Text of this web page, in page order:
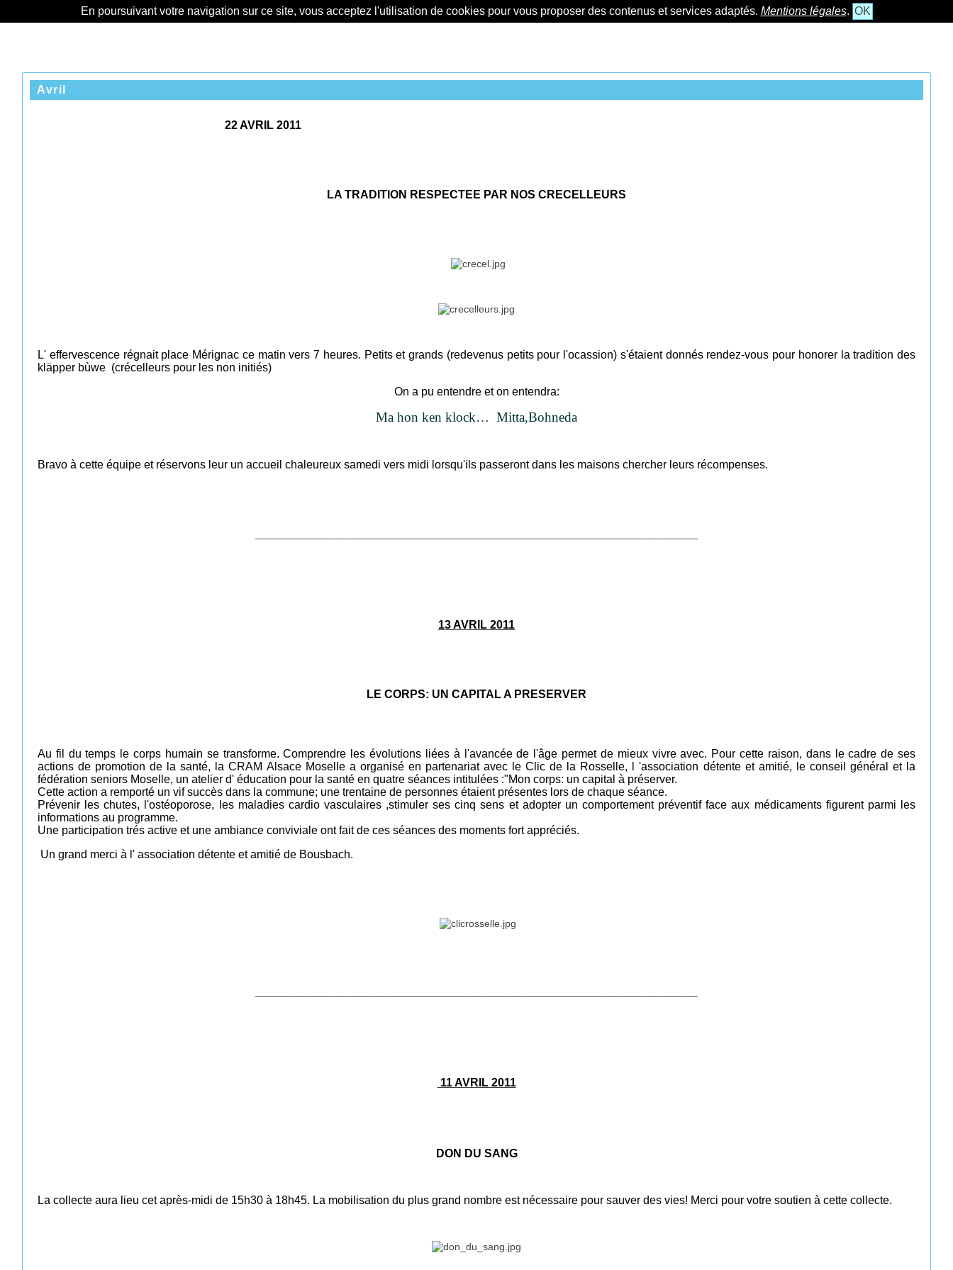
En poursuivant votre navigation sur ce site, vous acceptez l'utilisation de cookies pour vous proposer des contenus et services adaptés. Mentions légales. OK
Avril
22 AVRIL 2011
LA TRADITION RESPECTEE PAR NOS CRECELLEURS
L' effervescence régnait place Mérignac ce matin vers 7 heures. Petits et grands (redevenus petits pour l'ocassion) s'étaient donnés rendez-vous pour honorer la tradition des
kläpper bùwe (crécelleurs pour les non initiés)
On a pu entendre et on entendra:
Ma hon ken klock… Mitta,Bohneda
Bravo à cette équipe et réservons leur un accueil chaleureux samedi vers midi lorsqu'ils passeront dans les maisons chercher leurs récompenses.
13 AVRIL 2011
LE CORPS: UN CAPITAL A PRESERVER
Au fil du temps le corps humain se transforme. Comprendre les évolutions liées à l'avancée de l'âge permet de mieux vivre avec. Pour cette raison, dans le cadre de ses
actions de promotion de la santé, la CRAM Alsace Moselle a organisé en partenariat avec le Clic de la Rosselle, l 'association détente et amitié, le conseil général et la
fédération seniors Moselle, un atelier d' éducation pour la santé en quatre séances intitulées :"Mon corps: un capital à préserver.
Cette action a remporté un vif succès dans la commune; une trentaine de personnes étaient présentes lors de chaque séance.
Prévenir les chutes, l'ostéoporose, les maladies cardio vasculaires ,stimuler ses cinq sens et adopter un comportement préventif face aux médicaments figurent parmi les
informations au programme.
Une participation trés active et une ambiance conviviale ont fait de ces séances des moments fort appréciés.
Un grand merci à l' association détente et amitié de Bousbach.
11 AVRIL 2011
DON DU SANG
La collecte aura lieu cet après-midi de 15h30 à 18h45. La mobilisation du plus grand nombre est nécessaire pour sauver des vies! Merci pour votre soutien à cette collecte.